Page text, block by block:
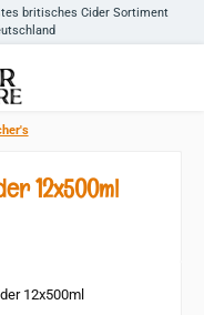
britisches Cider Sortiment
12x500ml